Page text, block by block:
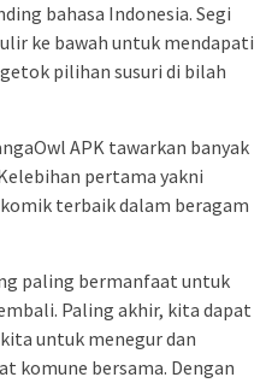
bahasa Indonesia. Segi
ke bawah untuk mendapati
pilihan susuri di bilah
APK tawarkan banyak
pertama yakni
terbaik dalam beragam
paling bermanfaat untuk
Paling akhir, kita dapat
untuk menegur dan
komune bersama. Dengan